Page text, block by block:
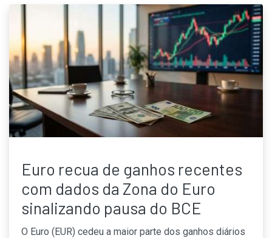
Euro recua de ganhos recentes
com dados da Zona do Euro
sinalizando pausa do BCE
O Euro (EUR) cedeu a maior parte dos ganhos diários